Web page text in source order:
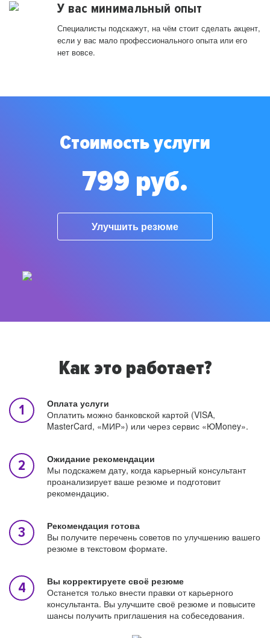
У вас минимальный опыт
Специалисты подскажут, на чём стоит сделать акцент,
если у вас мало профессионального опыта или его
нет вовсе.
Стоимость услуги
799 руб.
Улучшить резюме
Как это работает?
Оплата услуги
Оплатить можно банковской картой (VISA,
MasterCard, «МИР») или через сервис «ЮMoney».
Ожидание рекомендации
Мы подскажем дату, когда карьерный консультант
проанализирует ваше резюме и подготовит
рекомендацию.
Рекомендация готова
Вы получите перечень советов по улучшению вашего
резюме в текстовом формате.
Вы корректируете своё резюме
Останется только внести правки от карьерного
консультанта. Вы улучшите своё резюме и повысите
шансы получить приглашения на собеседования.